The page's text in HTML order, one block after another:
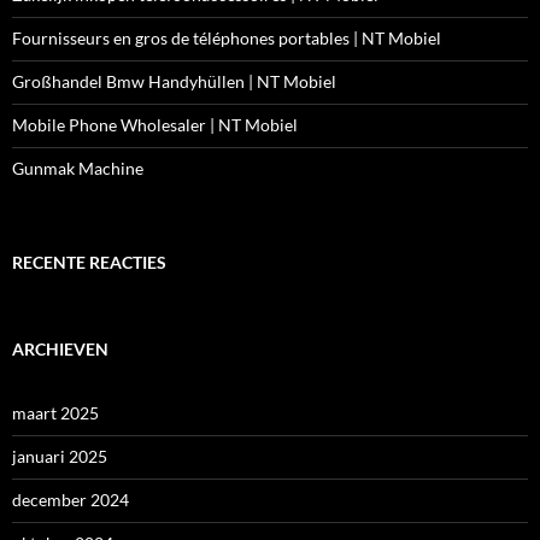
Fournisseurs en gros de téléphones portables | NT Mobiel
Großhandel Bmw Handyhüllen | NT Mobiel
Mobile Phone Wholesaler | NT Mobiel
Gunmak Machine
RECENTE REACTIES
ARCHIEVEN
maart 2025
januari 2025
december 2024